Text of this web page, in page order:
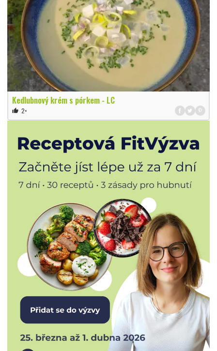
Kedlubnový krém s pórkem - LC
thumb_up 2×